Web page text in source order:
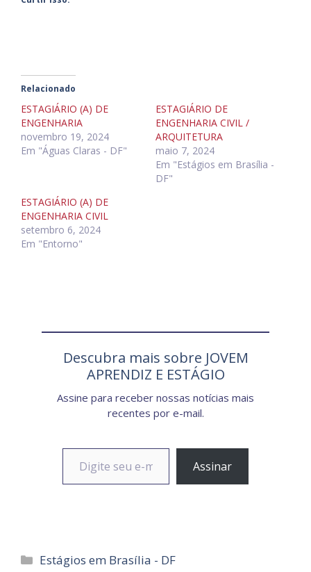
Relacionado
ESTAGIÁRIO (A) DE
ENGENHARIA
novembro 19, 2024
Em "Águas Claras - DF"
ESTAGIÁRIO DE
ENGENHARIA CIVIL /
ARQUITETURA
maio 7, 2024
Em "Estágios em Brasília -
DF"
ESTAGIÁRIO (A) DE
ENGENHARIA CIVIL
setembro 6, 2024
Em "Entorno"
Descubra mais sobre JOVEM
APRENDIZ E ESTÁGIO
Assine para receber nossas notícias mais
recentes por e-mail.
Digite seu e-mail…
Assinar
Categorias
Estágios em Brasília - DF